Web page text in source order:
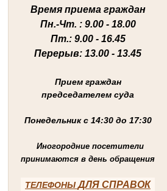
Время приема граждан
Пн.-Чт. : 9.00 - 18.00
Пт.: 9.00 - 16.45
Перерыв: 13.00 - 13.45
Прием граждан
председателем суда
Понедельник с 14:30 до 17:30
Иногородние посетители
принимаются в день обращения
ТЕЛЕФОНЫДЛЯ СПРАВОК